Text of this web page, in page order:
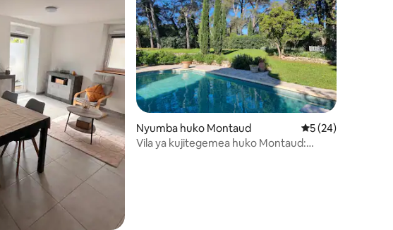
Nyumba huko Montaud Ukadiriaji wa
5 (24)
Vila ya kujitegemea huko Montaud: